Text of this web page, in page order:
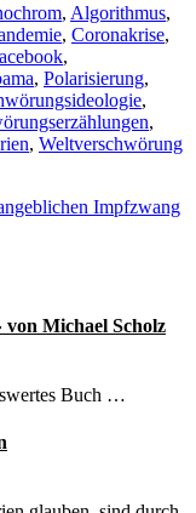
, Algorithmus,
, Coronakrise,
,
, Polarisierung,
,
,
, Weltverschwörung
Impfzwang
von Michael Scholz
Buch …